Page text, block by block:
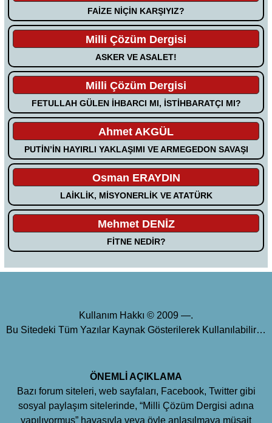
FAİZE NİÇİN KARŞIYIZ?
Milli Çözüm Dergisi
ASKER VE ASALET!
Milli Çözüm Dergisi
FETULLAH GÜLEN İHBARCI MI, İSTİHBARATÇI MI?
Ahmet AKGÜL
PUTİN’İN HAYIRLI YAKLAŞIMI VE ARMEGEDON SAVAŞI
Osman ERAYDIN
LAİKLİK, MİSYONERLİK VE ATATÜRK
Mehmet DENİZ
FİTNE NEDİR?
Kullanım Hakkı © 2009 —.
Bu Sitedeki Tüm Yazılar Kaynak Gösterilerek Kullanılabilir…
ÖNEMLİ AÇIKLAMA
Bazı forum siteleri, web sayfaları, Facebook, Twitter gibi
sosyal paylaşım sitelerinde, “Milli Çözüm Dergisi adına
yapılıyormuş” havasıyla veya öyle anlaşılmaya müsait